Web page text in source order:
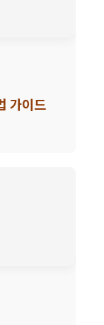
가이드